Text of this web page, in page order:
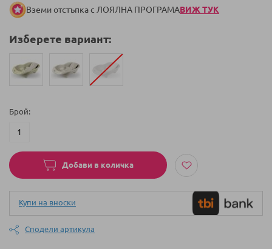
Вземи отстъпка с ЛОЯЛНА ПРОГРАМАВИЖ ТУК
Изберете вариант:
Брой
Добави в количка
Купи на вноски
Сподели артикула